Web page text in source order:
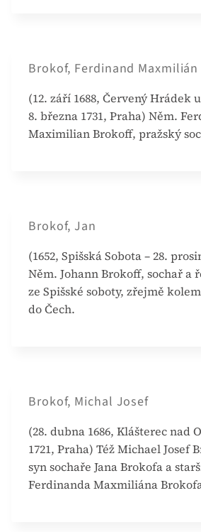
Brokof, Ferdinand Maxmilián
(12. září 1688, Červený Hrádek
8. března 1731, Praha) Něm.
Maximilian Brokoff, pražský
Brokof, Jan
(1652, Spišská Sobota – 28.
Něm. Johann Brokoff, sochař a
ze Spišské soboty, zřejmě
do Čech.
Brokof, Michal Josef
(28. dubna 1686, Klášterec nad
1721, Praha) Též Michael Josef
syn sochaře Jana Brokofa a
Ferdinanda Maxmiliána